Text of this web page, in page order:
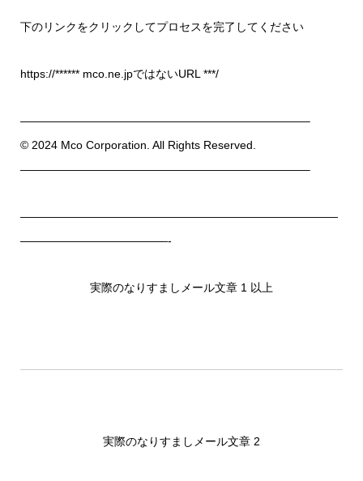
下のリンクをクリックしてプロセスを完了してください
https://****** mco.ne.jpではないURL ***/
—————————————————————————–
© 2024 Mco Corporation. All Rights Reserved.
—————————————————————————–
————————————————————————————
—————————————-
実際のなりすましメール文章 1 以上
実際のなりすましメール文章 2